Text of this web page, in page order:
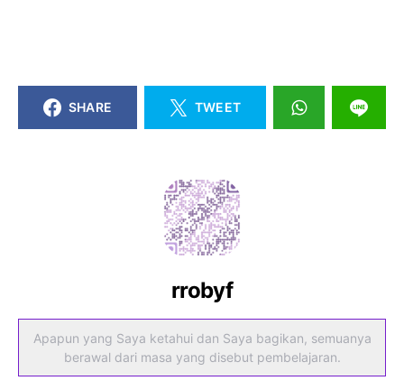
SHARE TWEET
rrobyf
Apapun yang Saya ketahui dan Saya bagikan, semuanya
berawal dari masa yang disebut pembelajaran.